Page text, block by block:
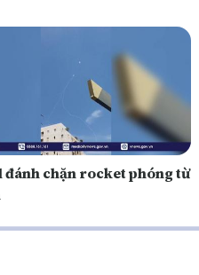
chặn rocket phóng từ